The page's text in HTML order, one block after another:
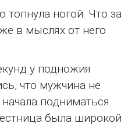
ногой. Что за
в мыслях от него
у подножия
что мужчина не
подниматься.
была широкой